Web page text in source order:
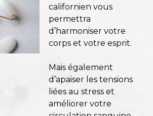
californien vous
permettra
d’harmoniser votre
corps et votre esprit.
Mais également
d’apaiser les tensions
liées au stress et
améliorer votre